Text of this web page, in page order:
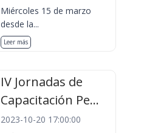
Miércoles 15 de marzo
desde la...
Leer más
IV Jornadas de
Capacitación Pe...
2023-10-20 17:00:00